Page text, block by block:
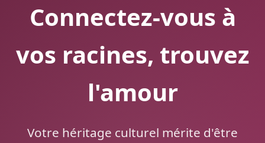
Connectez-vous à
vos racines, trouvez
l'amour
Votre héritage culturel mérite d'être